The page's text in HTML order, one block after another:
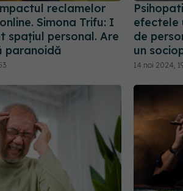
reclamelor
Simona Trifu: I
spațiul personal. Are
paranoidă
efectele
de
un
14 noi 2024,